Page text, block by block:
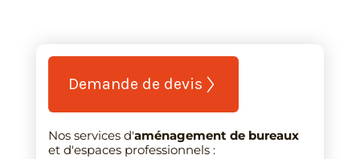
Demande de devis
Nos services d'aménagement de bureaux
et d'espaces professionnels :